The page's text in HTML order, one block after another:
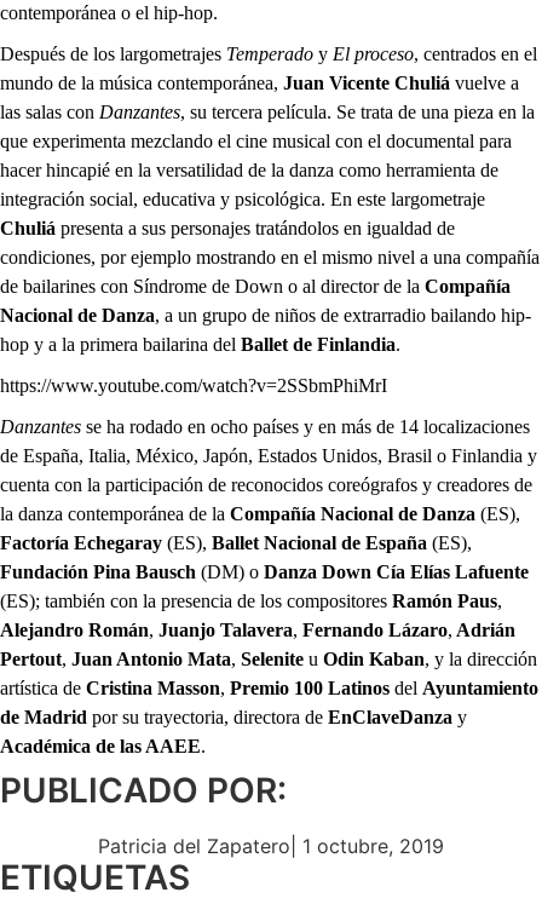
contemporánea o el hip-hop.
Después de los largometrajes Temperado y El proceso, centrados en el
mundo de la música contemporánea, Juan Vicente Chuliá vuelve a
las salas con Danzantes, su tercera película. Se trata de una pieza en la
que experimenta mezclando el cine musical con el documental para
hacer hincapié en la versatilidad de la danza como herramienta de
integración social, educativa y psicológica. En este largometraje
Chuliá presenta a sus personajes tratándolos en igualdad de
condiciones, por ejemplo mostrando en el mismo nivel a una compañía
de bailarines con Síndrome de Down o al director de la Compañía
Nacional de Danza, a un grupo de niños de extrarradio bailando hip-
hop y a la primera bailarina del Ballet de Finlandia.
https://www.youtube.com/watch?v=2SSbmPhiMrI
Danzantes se ha rodado en ocho países y en más de 14 localizaciones
de España, Italia, México, Japón, Estados Unidos, Brasil o Finlandia y
cuenta con la participación de reconocidos coreógrafos y creadores de
la danza contemporánea de la Compañía Nacional de Danza (ES),
Factoría Echegaray (ES), Ballet Nacional de España (ES),
Fundación Pina Bausch (DM) o Danza Down Cía Elías Lafuente
(ES); también con la presencia de los compositores Ramón Paus,
Alejandro Román, Juanjo Talavera, Fernando Lázaro, Adrián
Pertout, Juan Antonio Mata, Selenite u Odin Kaban, y la dirección
artística de Cristina Masson, Premio 100 Latinos del Ayuntamiento
de Madrid por su trayectoria, directora de EnClaveDanza y
Académica de las AAEE.
PUBLICADO POR:
Patricia del Zapatero 1 octubre, 2019
ETIQUETAS